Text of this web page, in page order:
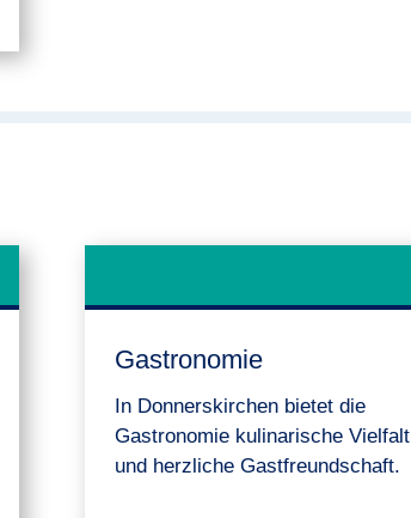
Gastronomie
In Donnerskirchen bietet die
Gastronomie kulinarische Vielfalt
und herzliche Gastfreundschaft.